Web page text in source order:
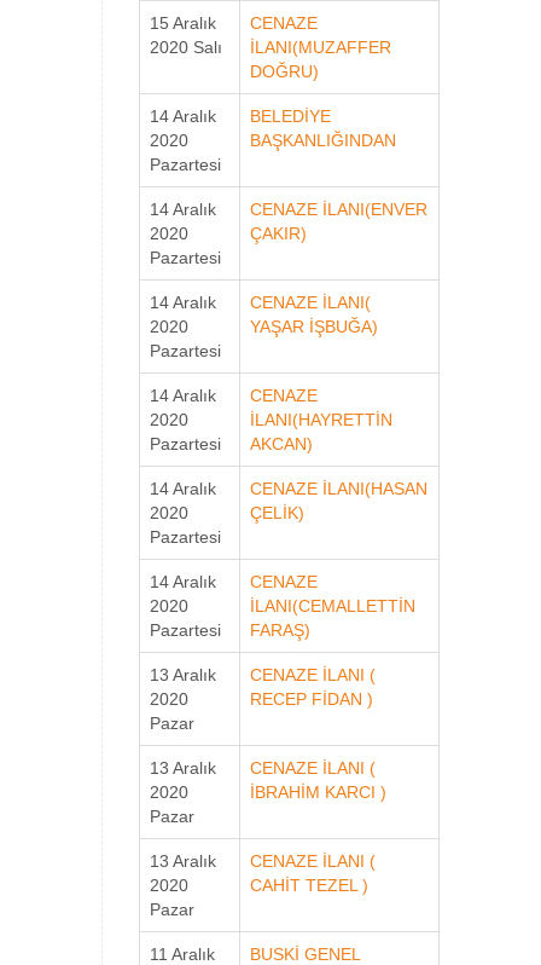
15 Aralık
2020 Salı
CENAZE
İLANI(MUZAFFER
DOĞRU)
14 Aralık
2020
Pazartesi
BELEDİYE
BAŞKANLIĞINDAN
14 Aralık
2020
Pazartesi
CENAZE İLANI(ENVER
ÇAKIR)
14 Aralık
2020
Pazartesi
CENAZE İLANI(
YAŞAR İŞBUĞA)
14 Aralık
2020
Pazartesi
CENAZE
İLANI(HAYRETTİN
AKCAN)
14 Aralık
2020
Pazartesi
CENAZE İLANI(HASAN
ÇELİK)
14 Aralık
2020
Pazartesi
CENAZE
İLANI(CEMALLETTİN
FARAŞ)
13 Aralık
2020
Pazar
CENAZE İLANI (
RECEP FİDAN )
13 Aralık
2020
Pazar
CENAZE İLANI (
İBRAHİM KARCI )
13 Aralık
2020
Pazar
CENAZE İLANI (
CAHİT TEZEL )
11 Aralık
BUSKİ GENEL